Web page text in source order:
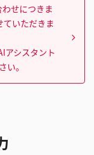
せにつきま
いただきま
アシスタント
い。